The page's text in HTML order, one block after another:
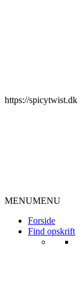
https://spicytwist.dk
MENUMENU
Forside
Find opskrift